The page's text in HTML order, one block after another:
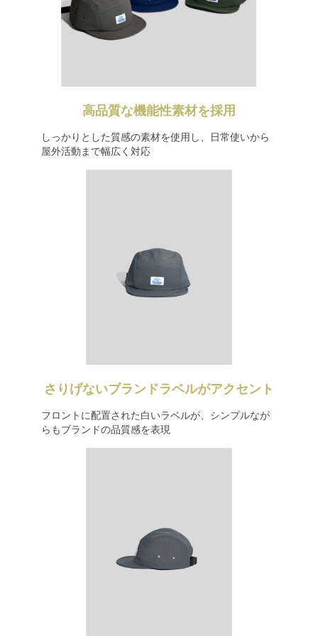
高品質な機能性素材を採用
しっかりとした質感の素材を使用し、日常使いから
屋外活動まで幅広く対応
さりげないブランドラベルがアクセント
フロントに配置された白いラベルが、シンプルなが
らもブランドの品質感を表現